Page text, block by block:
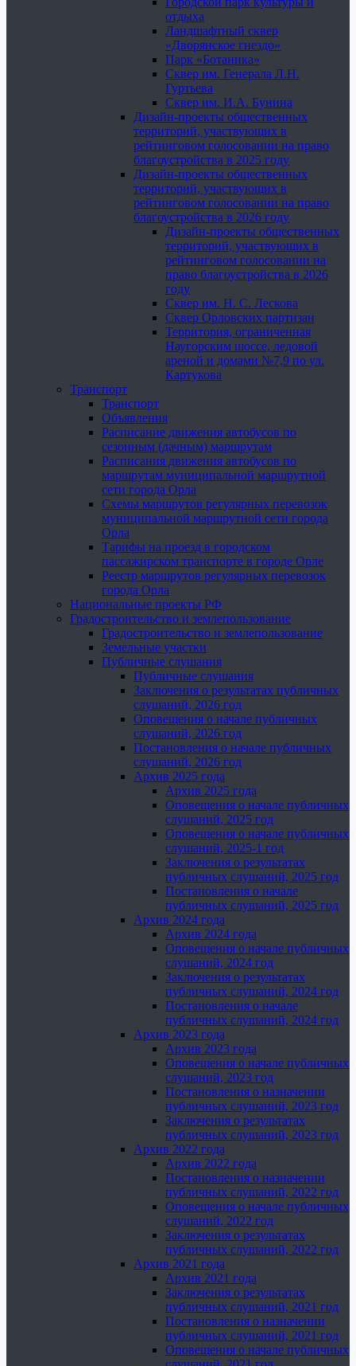
отдыха
Ландшафтный сквер
«Дворянское гнездо»
Парк «Ботаника»
Сквер им. Генерала Л.Н.
Гуртьева
Сквер им. И.А. Бунина
Дизайн-проекты общественных
территорий, участвующих в
рейтинговом голосовании на право
благоустройства в 2025 году
Дизайн-проекты общественных
территорий, участвующих в
рейтинговом голосовании на право
благоустройства в 2026 году
Дизайн-проекты общественных
территорий, участвующих в
рейтинговом голосовании на
право благоустройства в 2026
году
Сквер им. Н. С. Лескова
Сквер Орловских партизан
Территория, ограниченная
Наугорским шоссе, ледовой
ареной и домами №7,9 по ул.
Картукова
Транспорт
Транспорт
Объявления
Расписание движения автобусов по
сезонным (дачным) маршрутам
Расписания движения автобусов по
маршрутам муниципальной маршрутной
сети города Орла
Схемы маршрутов регулярных перевозок
муниципальной маршрутной сети города
Орла
Тарифы на проезд в городском
пассажирском транспорте в городе Орле
Реестр маршрутов регулярных перевозок
города Орла
Национальные проекты РФ
Градостроительство и землепользование
Градостроительство и землепользование
Земельные участки
Публичные слушания
Публичные слушания
Заключения о результатах публичных
слушаний, 2026 год
Оповещения о начале публичных
слушаний, 2026 год
Постановления о начале публичных
слушаний, 2026 год
Архив 2025 года
Архив 2025 года
Оповещения о начале публичных
слушаний, 2025 год
Оповещения о начале публичных
слушаний, 2025-1 год
Заключения о результатах
публичных слушаний, 2025 год
Постановления о начале
публичных слушаний, 2025 год
Архив 2024 года
Архив 2024 года
Оповещения о начале публичных
слушаний, 2024 год
Заключения о результатах
публичных слушаний, 2024 год
Постановления о начале
публичных слушаний, 2024 год
Архив 2023 года
Архив 2023 года
Оповещения о начале публичных
слушаний, 2023 год
Постановления о назначении
публичных слушаний, 2023 год
Заключения о результатах
публичных слушаний, 2023 год
Архив 2022 года
Архив 2022 года
Постановления о назначении
публичных слушаний, 2022 год
Оповещения о начале публичных
слушаний, 2022 год
Заключения о результатах
публичных слушаний, 2022 год
Архив 2021 года
Архив 2021 года
Заключения о результатах
публичных слушаний, 2021 год
Постановления о назначении
публичных слушаний, 2021 год
Оповещения о начале публичных